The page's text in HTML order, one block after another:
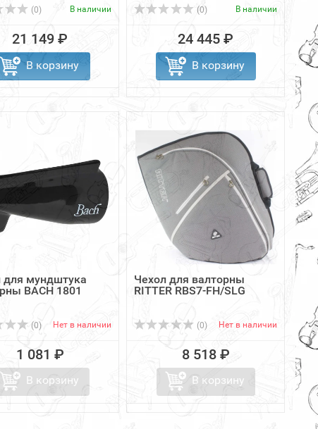
(0) В наличии
21 149 ₽
В корзину
(0) В наличии
24 445 ₽
В корзину
для мундштука
BACH 1801
(0) Нет в наличии
1 081 ₽
В корзину
Чехол для валторны
RITTER RBS7-FH/SLG
(0) Нет в наличии
8 518 ₽
В корзину